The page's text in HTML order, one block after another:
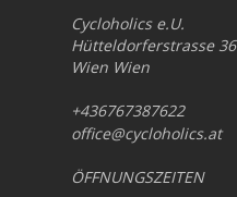
Cycloholics e.U.
Hütteldorferstrasse 36
Wien Wien
+436767387622
office@cycloholics.at
ÖFFNUNGSZEITEN